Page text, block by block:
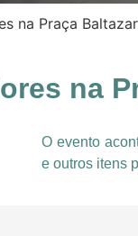
na Praça
na
O evento
e outros itens